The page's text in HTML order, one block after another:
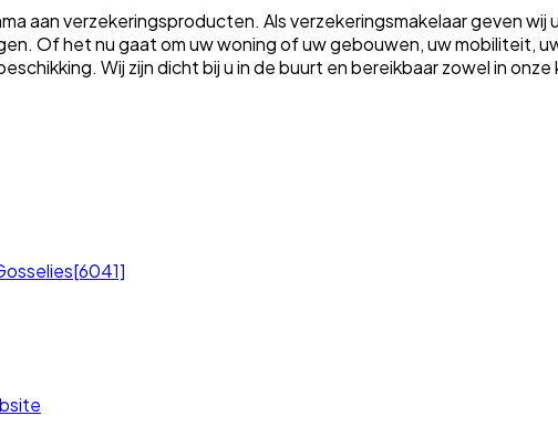
aan verzekeringsproducten. Als verzekeringsmakelaar geven
Of het nu gaat om uw woning of uw gebouwen, uw mobiliteit,
Wij zijn dicht bij u in de buurt en bereikbaar zowel in